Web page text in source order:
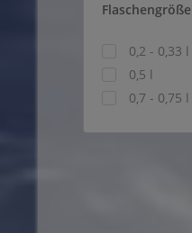
Flaschengröße
0,2 - 0,33 l
0,5 l
0,7 - 0,75 l